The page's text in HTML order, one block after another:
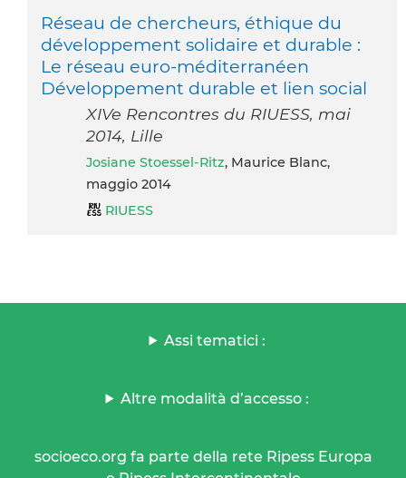
Réseau de chercheurs, éthique du
développement solidaire et durable :
Le réseau euro-méditerranéen
Développement durable et lien social
XIVe Rencontres du RIUESS, mai
2014, Lille
Josiane Stoessel-Ritz, Maurice Blanc,
maggio 2014
RIUESS
Assi tematici :
Altre modalità d’accesso :
socioeco.org fa parte della rete Ripess Europa